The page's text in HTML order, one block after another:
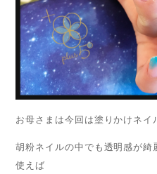
お母さまは今回は塗りかけネイ
胡粉ネイルの中でも透明感が
使えば